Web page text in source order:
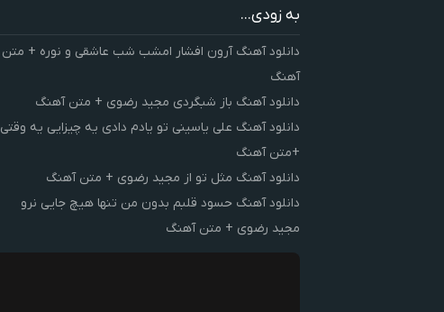
به زودی...
دانلود آهنگ آرون افشار امشب شب عاشقی و نوره + متن
آهنگ
دانلود آهنگ باز شبگردی مجید رضوی + متن آهنگ
دانلود آهنگ علی یاسینی تو یادم دادی یه چیزایی یه وقتی
+متن آهنگ
دانلود آهنگ مثل تو از مجید رضوی + متن آهنگ
دانلود آهنگ حسود قلبم بدون من تنها هیچ جایی نرو
مجید رضوی + متن آهنگ